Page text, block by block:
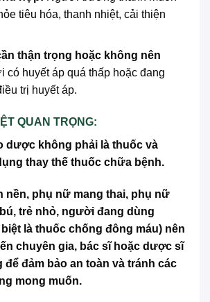
tiêu hóa, thanh nhiệt, cải thiện
thận trọng hoặc không nên
có huyết áp quá thấp hoặc đang
trị huyết áp.
QUAN TRỌNG:
dược không phải là thuốc và
thay thế thuốc chữa bệnh.
nền, phụ nữ mang thai, phụ nữ
trẻ nhỏ, người đang dùng
là thuốc chống đông máu) nên
chuyên gia, bác sĩ hoặc dược sĩ
đảm bảo an toàn và tránh các
mong muốn.